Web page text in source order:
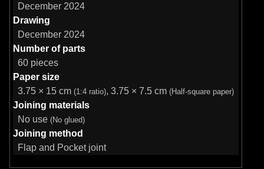
December 2024
Drawing
December 2024
Number of parts
60 pieces
Paper size
3.75 × 15 cm (1:4 ratio), 3.75 × 7.5 cm (Half-square paper)
Joining materials
No use (No glued)
Joining method
Flap and Pocket joint